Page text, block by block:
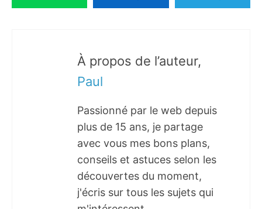
À propos de l’auteur,
Paul
Passionné par le web depuis
plus de 15 ans, je partage
avec vous mes bons plans,
conseils et astuces selon les
découvertes du moment,
j'écris sur tous les sujets qui